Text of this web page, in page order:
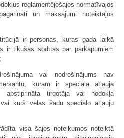
reglamentējošajos normatīvajos
un maksājumi noteiktajos
ir personas, kuras gada laikā
ir tikušas sodītas par pārkāpumiem
vai nodrošinājums nav
kuram ir speciālā atļauja
apstiprināta tirgotāja vai nodokļa
kurš vēlas šādu speciālo atļauju
visa šajos noteikumos noteiktā